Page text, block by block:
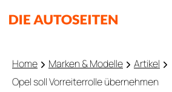
Home Marken & Modelle
Artikel
Opel soll Vorreiterrolle übernehmen